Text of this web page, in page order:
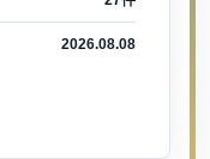
2026.08.08